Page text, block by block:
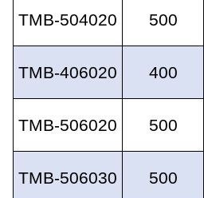
TMB-504020 500
TMB-406020 400
TMB-506020 500
TMB-506030 500